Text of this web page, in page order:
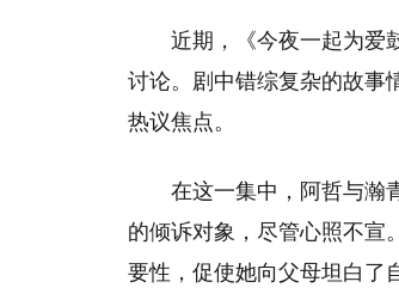
近期，《今夜一起为爱
讨论。剧中错综复杂的故事
热议焦点。
在这一集中，阿哲与瀚
的倾诉对象，尽管心照不宣
要性，促使她向父母坦白了